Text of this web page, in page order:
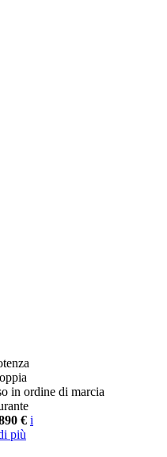
in ordine di marcia
€ i
più